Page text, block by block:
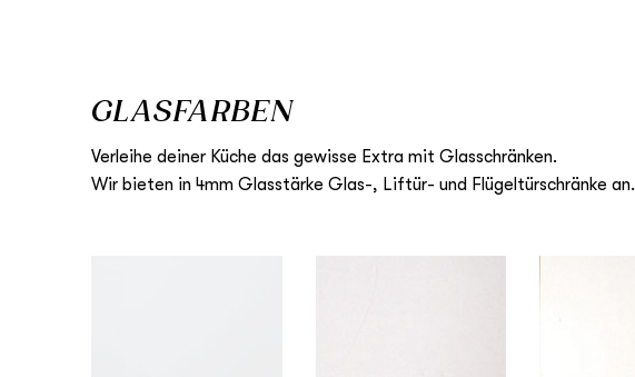
GLASFARBEN
Verleihe deiner Küche das gewisse Extra mit Glasschränken.
Wir bieten in 4mm Glasstärke Glas-, Liftür- und Flügeltürschränke an.